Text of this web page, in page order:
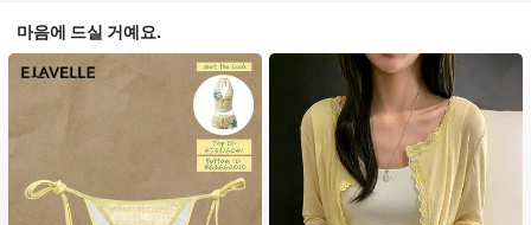
마음에 드실 거예요.